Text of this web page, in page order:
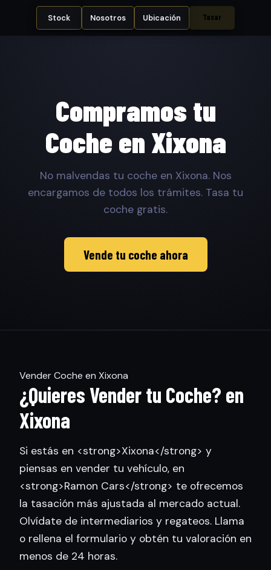
Stock Nosotros Ubicación Tasar
Compramos tu
Coche en Xixona
No malvendas tu coche en Xixona. Nos
encargamos de todos los trámites. Tasa tu
coche gratis.
Vende tu coche ahora
Vender Coche en Xixona
¿Quieres Vender tu Coche? en
Xixona
Si estás en <strong>Xixona</strong> y
piensas en vender tu vehículo, en
<strong>Ramon Cars</strong> te ofrecemos
la tasación más ajustada al mercado actual.
Olvídate de intermediarios y regateos. Llama
o rellena el formulario y obtén tu valoración en
menos de 24 horas.